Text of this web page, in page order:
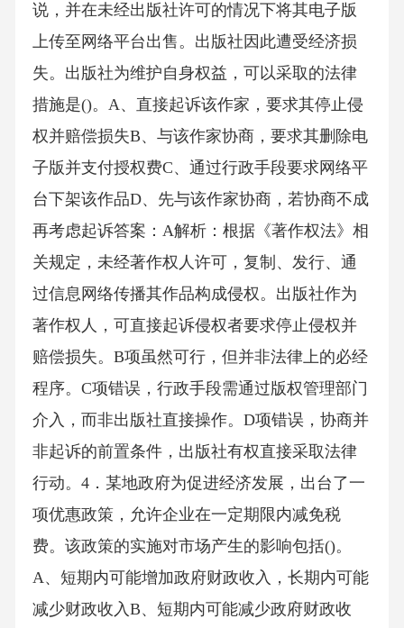
说，并在未经出版社许可的情况下将其电子版
上传至网络平台出售。出版社因此遭受经济损
失。出版社为维护自身权益，可以采取的法律
措施是()。A、直接起诉该作家，要求其停止侵
权并赔偿损失B、与该作家协商，要求其删除电
子版并支付授权费C、通过行政手段要求网络平
台下架该作品D、先与该作家协商，若协商不成
再考虑起诉答案：A解析：根据《著作权法》相
关规定，未经著作权人许可，复制、发行、通
过信息网络传播其作品构成侵权。出版社作为
著作权人，可直接起诉侵权者要求停止侵权并
赔偿损失。B项虽然可行，但并非法律上的必经
程序。C项错误，行政手段需通过版权管理部门
介入，而非出版社直接操作。D项错误，协商并
非起诉的前置条件，出版社有权直接采取法律
行动。4．某地政府为促进经济发展，出台了一
项优惠政策，允许企业在一定期限内减免税
费。该政策的实施对市场产生的影响包括()。
A、短期内可能增加政府财政收入，长期内可能
减少财政收入B、短期内可能减少政府财政收